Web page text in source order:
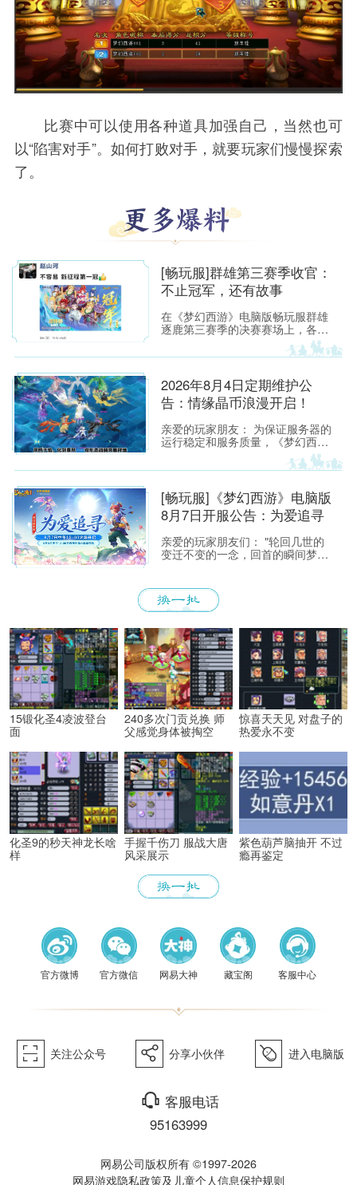
比赛中可以使用各种道具加强自己，当然也可
以“陷害对手”。如何打败对手，就要玩家们慢慢探索
了。
[畅玩服]群雄第三赛季收官：
不止冠军，还有故事
在《梦幻西游》电脑版畅玩服群雄
逐鹿第三赛季的决赛赛场上，各位
少侠不仅能看到精彩激烈的顶尖对
决，赛场之外也同样看点满满。下
2026年8月4日定期维护公
告：情缘晶币浪漫开启！
亲爱的玩家朋友： 为保证服务器的
运行稳定和服务质量，《梦幻西
游》所有服务器将于2026年8月4日
上午8:00停机，进行每周例行的维
至9:30，请各位玩家相互转告，并
提前留意游戏时间，以免造成不必
要的损失。
[畅玩服]《梦幻西游》电脑版
8月7日开服公告：为爱追寻
亲爱的玩家朋友们： "轮回几世的
变迁不变的一念，回首的瞬间梦醒
一位曾初入建邺城、流连于长安城
烟火中的少侠，心头都会泛起阵阵
瑟年华中与梦幻相遇的美好，也是
仙剑世界里那段刻骨铭心的宿命回
响。
15锻化圣4凌波登台
面
240多次门贡兑换 师
父感觉身体被掏空
惊喜天天见 对盘子的
热爱永不变
化圣9的秒天神龙长啥
样
手握千伤刀 服战大唐
风采展示
紫色葫芦脑抽开 不过
瘾再鉴定
《梦幻
西游》
官方微博 官方微信 网易大神 藏宝阁 客服中心
򰀁 关注公众号 򰀂 分享小伙伴 򰀄 进入电脑版
򰀃 客服电话
95163999
网易公司版权所有 ©1997-2026
网易游戏隐私政策及儿童个人信息保护规则